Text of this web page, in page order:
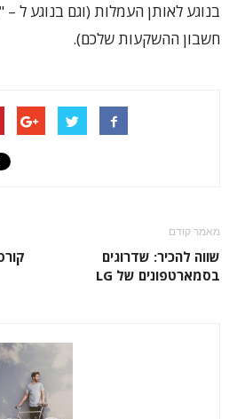
בנוגע לאותן העמלות (וגם בנוגע ל –
חשבון ההשקעות שלכם).
מאמר קודם
שווה להכיר: שדרוגים
בסמארטפונים של LG